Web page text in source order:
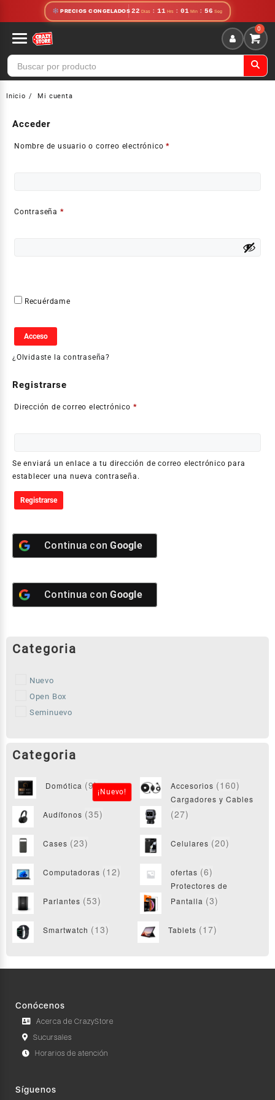
PRECIOS CONGELADOS 22 : 11 : 01 : 56
Inicio Mi cuenta
Acceder
Nombre de usuario o correo electrónico*
Contraseña *
Recuérdame
Acceso
¿Olvidaste la contraseña?
Registrarse
Dirección de correo electrónico *
Se enviará un enlace a tu dirección de correo electrónico para
establecer una nueva contraseña.
Registrarse
Continua conGoogle
Continua conGoogle
Nuevo
Open Box
Seminuevo
Domótica (9)
¡Nuevo!
Accesorios (160)
Audífonos (35)
Cargadores y Cables
(27)
Cases (23) Celulares (20)
Computadoras (12) ofertas (6)
Parlantes (53)
Protectores de
Pantalla (3)
Smartwatch (13) Tablets (17)
Conócenos
Acerca de CrazyStore
Sucursales
Horarios de atención
Síguenos